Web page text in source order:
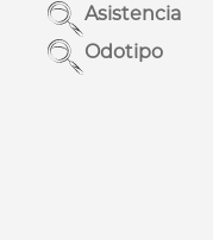
Asistencia
Odotipo